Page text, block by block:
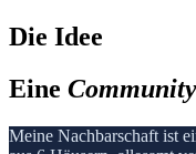
Die Idee
Eine Community
Meine Nachbarschaft ist